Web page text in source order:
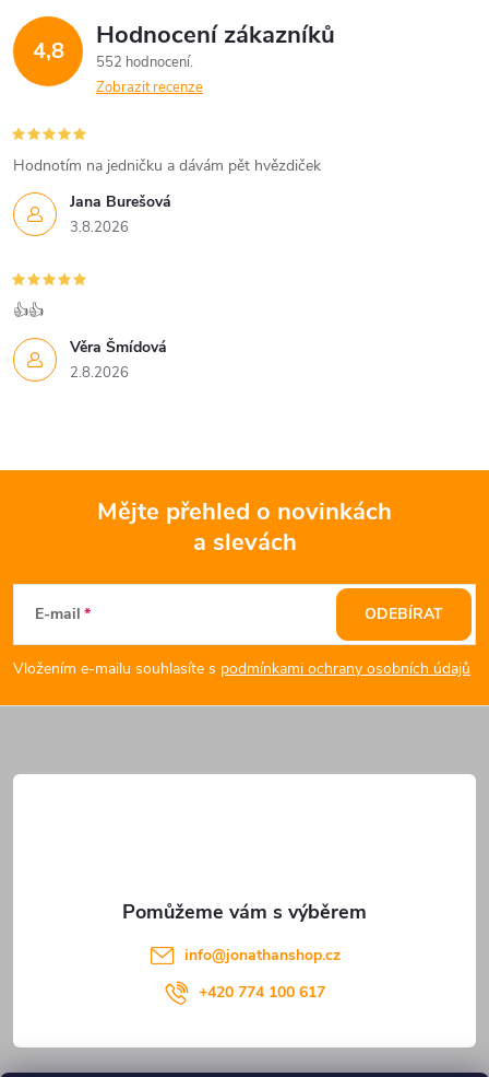
4,8 Hodnocení zákazníků
552 hodnocení
Zobrazit recenze
Jana Burešová
3.8.2026
Hodnotím na jedničku a dávám pět hvězdiček
Věra Šmídová
2.8.2026
👍👍
p
a
t
Mějte přehled o novinkách
a slevách
E-mail
Vložením e-mailu souhlasíte s podmínkami ochrany osobních údajů
ODEBÍRAT
info@jonathanshop.cz
+420 774 100 617